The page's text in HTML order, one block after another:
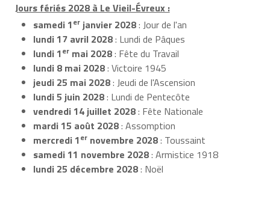
Jours fériés 2028 à Le Vieil-Évreux :
samedi 1er janvier 2028: Jour de l'an
lundi 17 avril 2028: Lundi de Pâques
lundi 1er mai 2028: Fête du Travail
lundi 8 mai 2028: Victoire 1945
jeudi 25 mai 2028: Jeudi de l'Ascension
lundi 5 juin 2028: Lundi de Pentecôte
vendredi 14 juillet 2028: Fête Nationale
mardi 15 août 2028: Assomption
mercredi 1er novembre 2028: Toussaint
samedi 11 novembre 2028: Armistice 1918
lundi 25 décembre 2028: Noël